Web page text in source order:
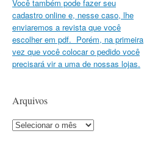
Você também pode fazer seu
cadastro online e, nesse caso, lhe
enviaremos a revista que você
escolher em pdf. Porém, na primeira
vez que você colocar o pedido você
precisará vir a uma de nossas lojas.
Arquivos
Arquivos